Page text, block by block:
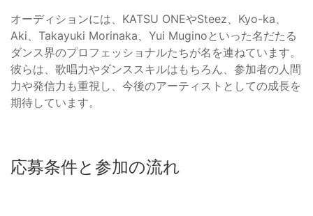
オーディションには、KATSU ONEやSteez、Kyo-ka、
Aki、Takayuki Morinaka、Yui Muginoといった名だたる
ダンス界のプロフェッショナルたちが名を連ねています。
彼らは、歌唱力やダンススキルはもちろん、参加者の人間
力や発信力も重視し、今後のアーティストとしての成長を
期待しています。
応募条件と参加の流れ